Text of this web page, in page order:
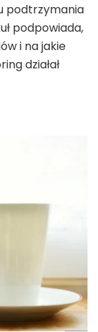
podtrzymania
podpowiada,
i na jakie
działał